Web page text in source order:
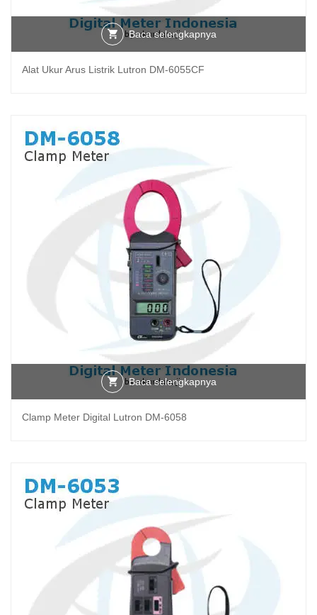
Baca selengkapnya
Alat Ukur Arus Listrik Lutron DM-6055CF
Baca selengkapnya
Clamp Meter Digital Lutron DM-6058